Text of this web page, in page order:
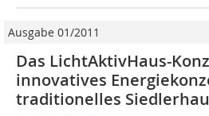
Ausgabe 01/2011
Das LichtAktivHaus-
innovatives
traditionelles